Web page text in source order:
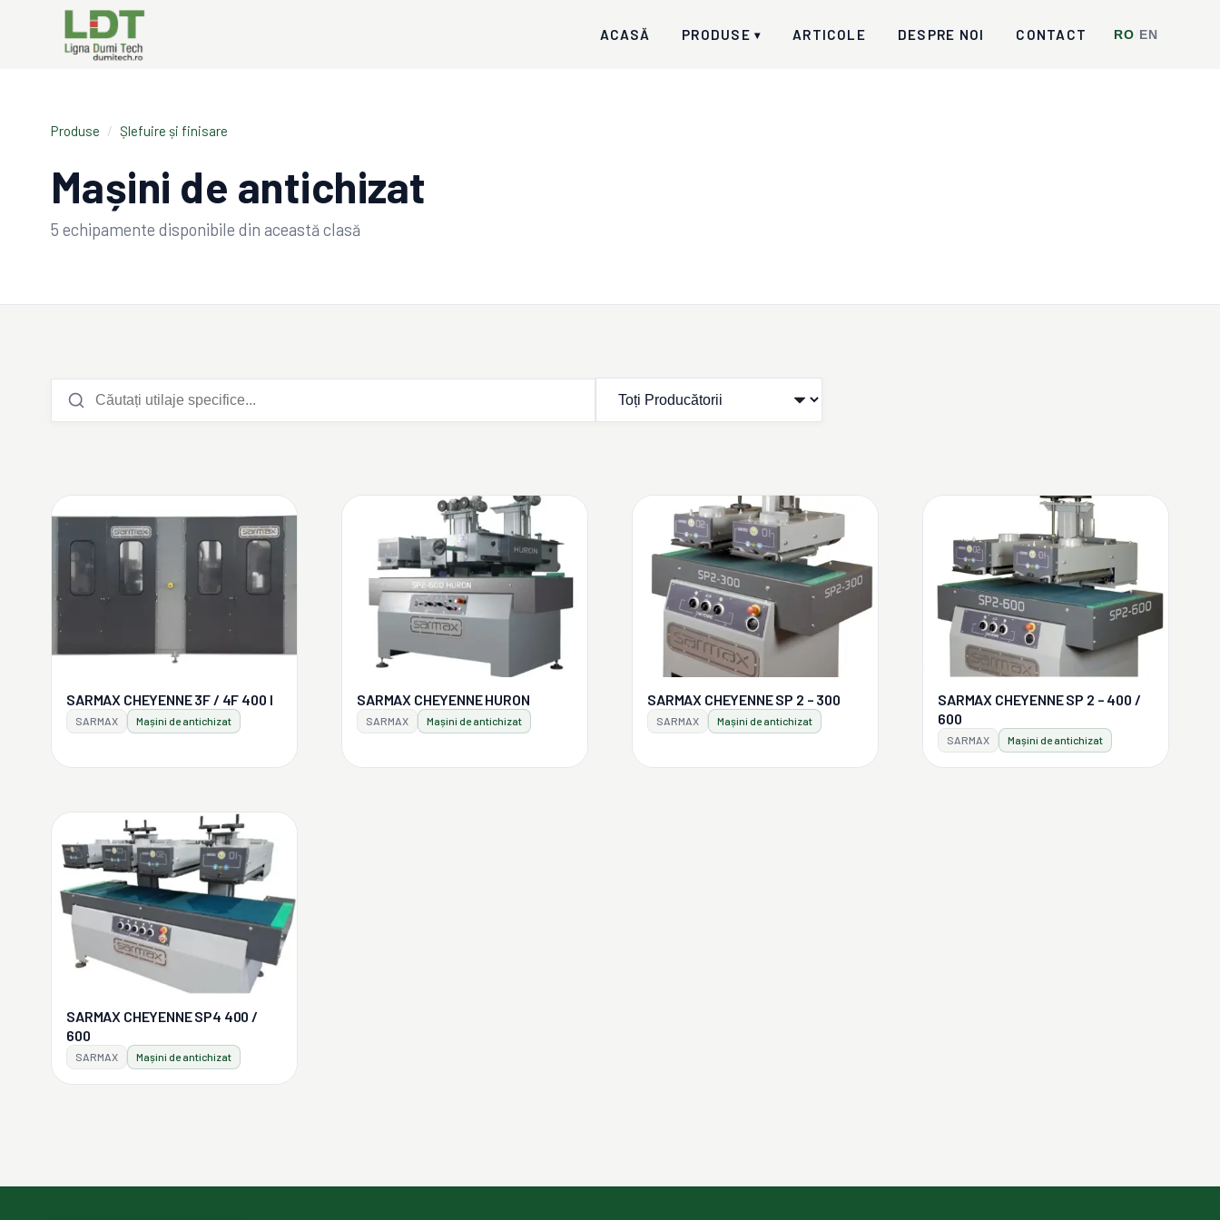
ACASĂ PRODUSE ▾ ARTICOLE DESPRE NOI CONTACT RO EN
Produse / Șlefuire și finisare
Mașini de antichizat
5 echipamente disponibile din această clasă
SARMAX CHEYENNE 3F / 4F 400 I
SARMAX Mașini de antichizat
SARMAX CHEYENNE HURON
SARMAX Mașini de antichizat
SARMAX CHEYENNE SP 2 – 300
SARMAX Mașini de antichizat
SARMAX CHEYENNE SP 2 – 400 /
600
SARMAX Mașini de antichizat
SARMAX CHEYENNE SP4 400 /
600
SARMAX Mașini de antichizat